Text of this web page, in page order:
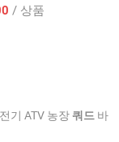
/ 상품
기 ATV 농장쿼드 바